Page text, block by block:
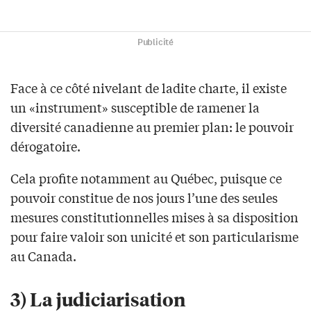
Publicité
Face à ce côté nivelant de ladite charte, il existe
un «instrument» susceptible de ramener la
diversité canadienne au premier plan: le pouvoir
dérogatoire.
Cela profite notamment au Québec, puisque ce
pouvoir constitue de nos jours l’une des seules
mesures constitutionnelles mises à sa disposition
pour faire valoir son unicité et son particularisme
au Canada.
3) La judiciarisation